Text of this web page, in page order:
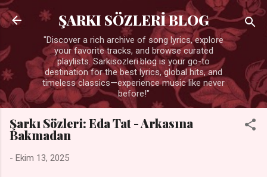
Ana içeriğe atla
ŞARKI SÖZLERİ BLOG
"Discover a rich archive of song lyrics, explore
your favorite tracks, and browse curated
playlists. Sarkisozleri.blog is your go-to
destination for the best lyrics, global hits, and
timeless classics—experience music like never
before!"
Şarkı Sözleri: Eda Tat - Arkasına
Bakmadan
- Ekim 13, 2025